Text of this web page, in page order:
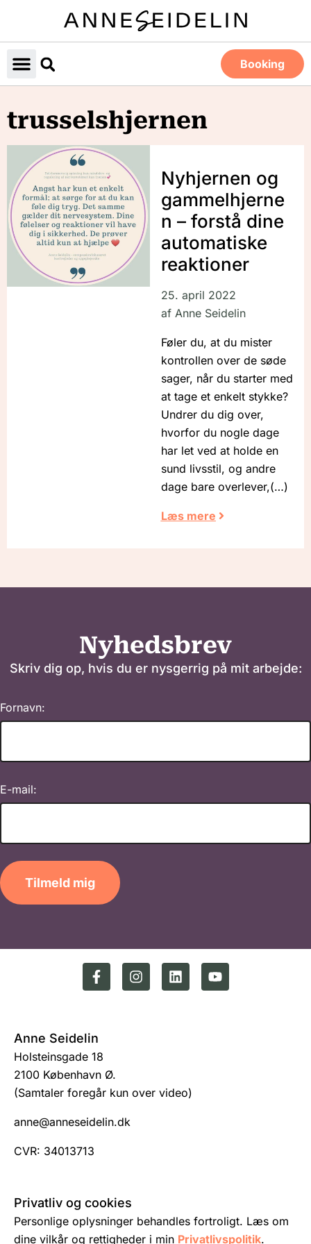
Booking
trusselshjernen
Nyhjernen og
gammelhjerne
n – forstå dine
automatiske
reaktioner
25. april 2022
afAnne Seidelin
Føler du, at du mister
kontrollen over de søde
sager, når du starter med
at tage et enkelt stykke?
Undrer du dig over,
hvorfor du nogle dage
har let ved at holde en
sund livsstil, og andre
dage bare overlever,
Læs mere
Nyhedsbrev
Skriv dig op, hvis du er nysgerrig på mit arbejde:
Fornavn:
E-mail:
Tilmeld mig
Anne Seidelin
Holsteinsgade 18
2100 København Ø.
(Samtaler foregår kun over video)
anne@anneseidelin.dk
CVR: 34013713
Privatliv og cookies
Personlige oplysninger behandles fortroligt. Læs om
dine vilkår og rettigheder i min Privatlivspolitik.